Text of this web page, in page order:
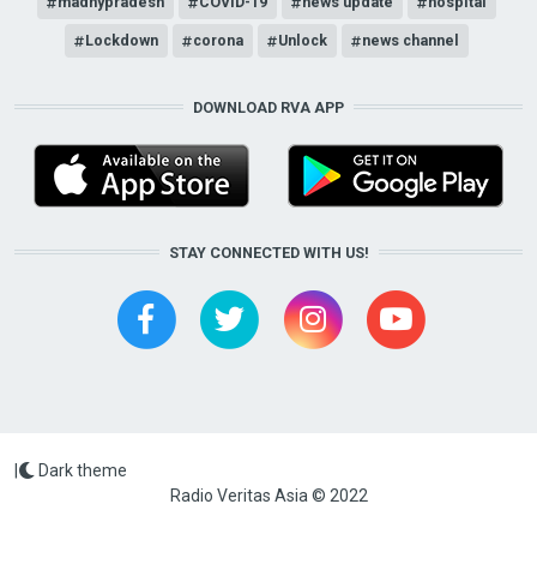
Lockdown corona Unlock news channel
DOWNLOAD RVA APP
STAY CONNECTED WITH US!
Radio Veritas Asia © 2022
Dark theme